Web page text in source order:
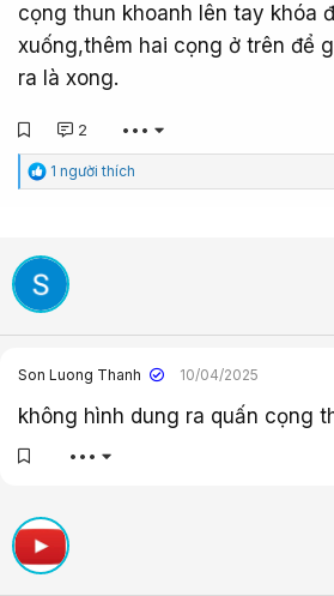
cọng thun khoanh lên tay khóa
xuống,thêm hai cọng ở trên để
ra là xong.
2 •••
C
ả
c
1 người thích
Son Luong Thanh 10/04/2025
không hình dung ra quấn cọng
•••